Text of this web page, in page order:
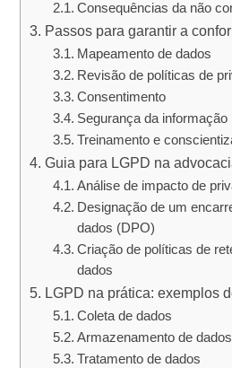
Consequências da não
Passos para garantir a
Mapeamento de dados
Revisão de políticas de
Consentimento
Segurança da informação
Treinamento e
Guia para LGPD na
Análise de impacto de
Designação de um
dados (DPO)
Criação de políticas de
dados
LGPD na prática: exemplos
Coleta de dados
Armazenamento de dados
Tratamento de dados